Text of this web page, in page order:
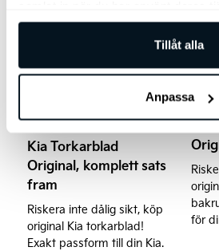
Tillåt alla
Anpassa
Kia Torkarblad
Original, komplett sats
fram
Riskera inte dålig sikt, köp
original Kia torkarblad!
Exakt passform till din Kia.
Kia
för